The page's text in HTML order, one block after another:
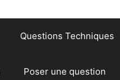
Questions Techniques
Poser une question